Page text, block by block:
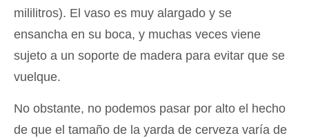
mililitros). El vaso es muy alargado y se
ensancha en su boca, y muchas veces viene
sujeto a un soporte de madera para evitar que se
vuelque.
No obstante, no podemos pasar por alto el hecho
de que el tamaño de la yarda de cerveza varía de